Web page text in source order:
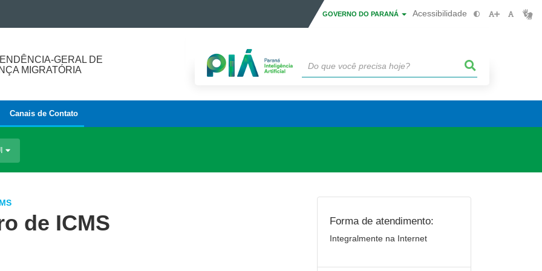
GOVERNO DO PARANÁ Acessibilidade
GERAL DE
MIGRATÓRIA
Canais de Contato
de ICMS Forma de atendimento:
Integralmente na Internet